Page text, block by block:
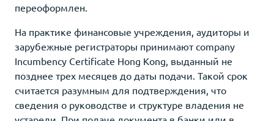
переоформлен.
На практике финансовые учреждения, аудиторы и
зарубежные регистраторы принимают company
Incumbency Certificate Hong Kong, выданный не
позднее трех месяцев до даты подачи. Такой срок
считается разумным для подтверждения, что
сведения о руководстве и структуре владения не